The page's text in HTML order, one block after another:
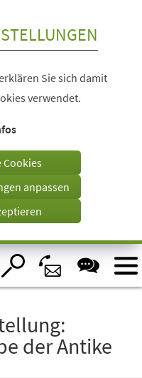
Sie sich damit
verwendet.
anpassen
der Antike